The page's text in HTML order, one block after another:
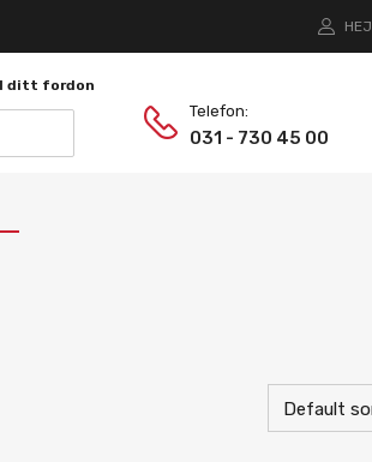
HEJ.
ditt fordon
Telefon:
031 - 730 45 00